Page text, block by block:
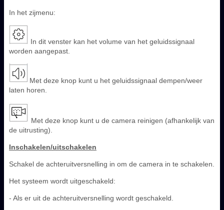
In het zijmenu:
In dit venster kan het volume van het geluidssignaal
worden aangepast.
Met deze knop kunt u het geluidssignaal dempen/weer
laten horen.
Met deze knop kunt u de camera reinigen (afhankelijk van
de uitrusting).
Inschakelen/uitschakelen
Schakel de achteruitversnelling in om de camera in te schakelen.
Het systeem wordt uitgeschakeld:
- Als er uit de achteruitversnelling wordt geschakeld.